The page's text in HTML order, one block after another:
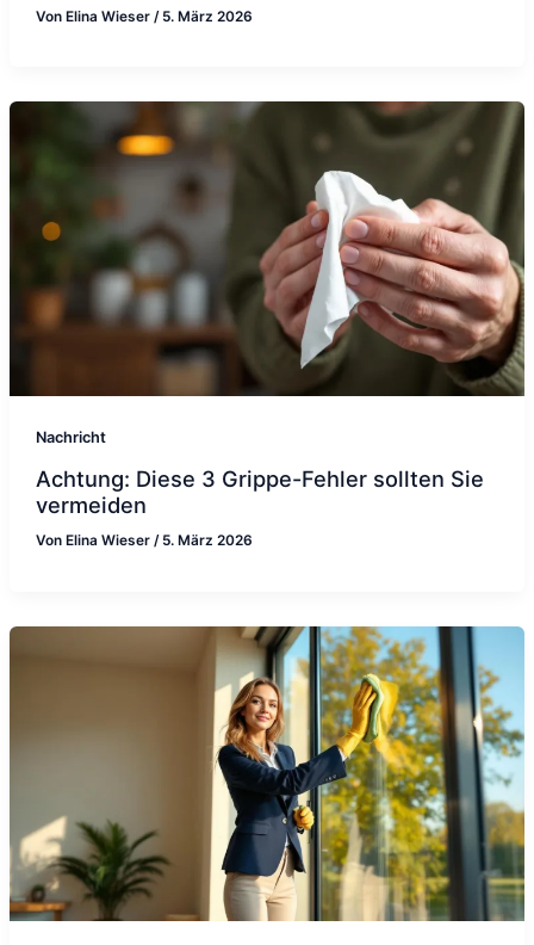
Von Elina Wieser / 5. März 2026
Nachricht
Achtung: Diese 3 Grippe-Fehler sollten Sie
vermeiden
Von Elina Wieser / 5. März 2026